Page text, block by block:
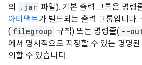
의
.jar 파일). 기본 출력 그룹은 명령
아티팩트가 빌드되는 출력 그룹입니다.
( filegroup 규칙) 또는 명령줄( --
에서 명시적으로 지정할 수 있는 명명
의할 수 있습니다.